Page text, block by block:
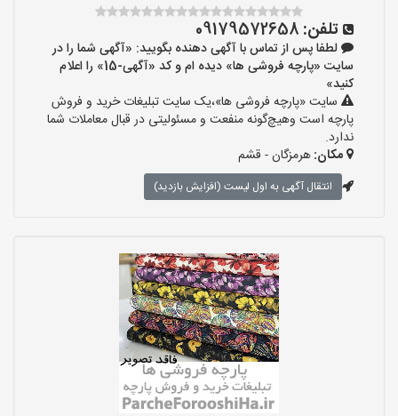
تلفن: 09179572658
لطفا پس از تماس با آگهی دهنده بگویید: «آگهی شما را در
سایت «پارچه فروشی ها» دیده ام و کد «آگهی-15» را اعلام
کنید»
سایت «پارچه فروشی ها»،یک سایت تبلیغات خرید و فروش
پارچه است وهیچ‌گونه منفعت و مسئولیتی در قبال معاملات شما
ندارد.
مکان:هرمزگان - قشم
انتقال آگهی به اول لیست (افزایش بازدید)